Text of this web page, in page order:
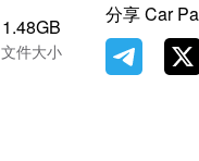
1.48GB
文件大小
分享 Car